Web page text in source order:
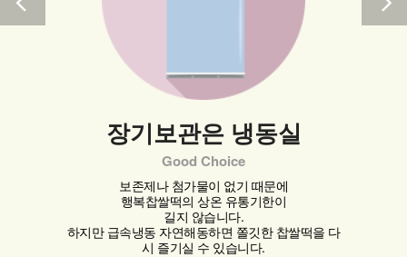
장기보관은 냉동실
Good Choice
보존제나 첨가물이 없기 때문에
행복찹쌀떡의 상온 유통기한이
길지 않습니다.
하지만 급속냉동 자연해동하면 쫄깃한 찹쌀떡을 다
시 즐기실 수 있습니다.